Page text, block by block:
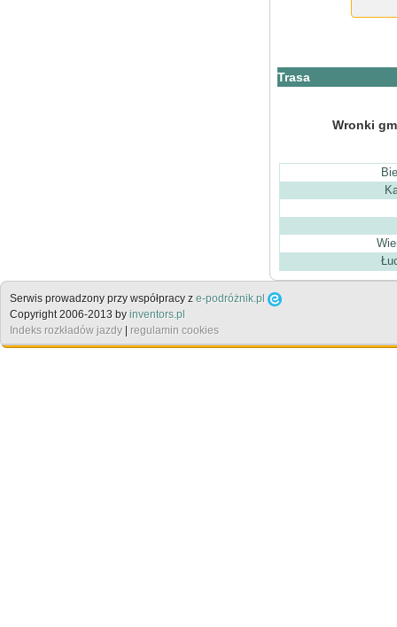
Trasa
Wronki
Serwis prowadzony przy współpracy z e-podróżnik.pl
Copyright 2006-2013 by inventors.pl
Indeks rozkładów jazdy
regulamin cookies